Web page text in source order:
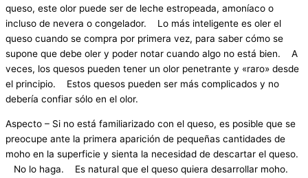
queso, este olor puede ser de leche estropeada, amoníaco o
incluso de nevera o congelador. Lo más inteligente es oler el
queso cuando se compra por primera vez, para saber cómo se
supone que debe oler y poder notar cuando algo no está bien. A
veces, los quesos pueden tener un olor penetrante y «raro» desde
el principio. Estos quesos pueden ser más complicados y no
debería confiar sólo en el olor.
Aspecto – Si no está familiarizado con el queso, es posible que se
preocupe ante la primera aparición de pequeñas cantidades de
moho en la superficie y sienta la necesidad de descartar el queso.
No lo haga. Es natural que el queso quiera desarrollar moho.